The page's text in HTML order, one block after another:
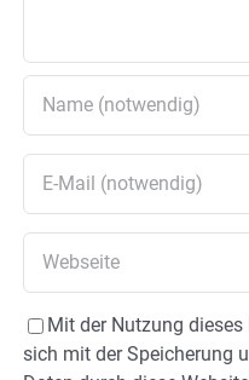
Mit der Nutzung
sich mit der Speicherung